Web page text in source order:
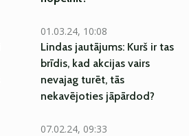
01.03.24, 10:08
Lindas jautājums: Kurš ir tas
brīdis, kad akcijas vairs
nevajag turēt, tās
nekavējoties jāpārdod?
07.02.24, 09:33